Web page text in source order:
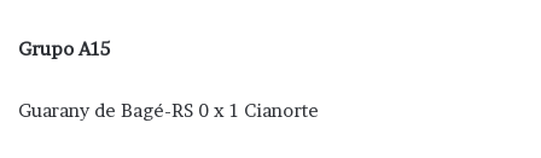
Grupo A15
Guarany de Bagé-RS 0 x 1 Cianorte